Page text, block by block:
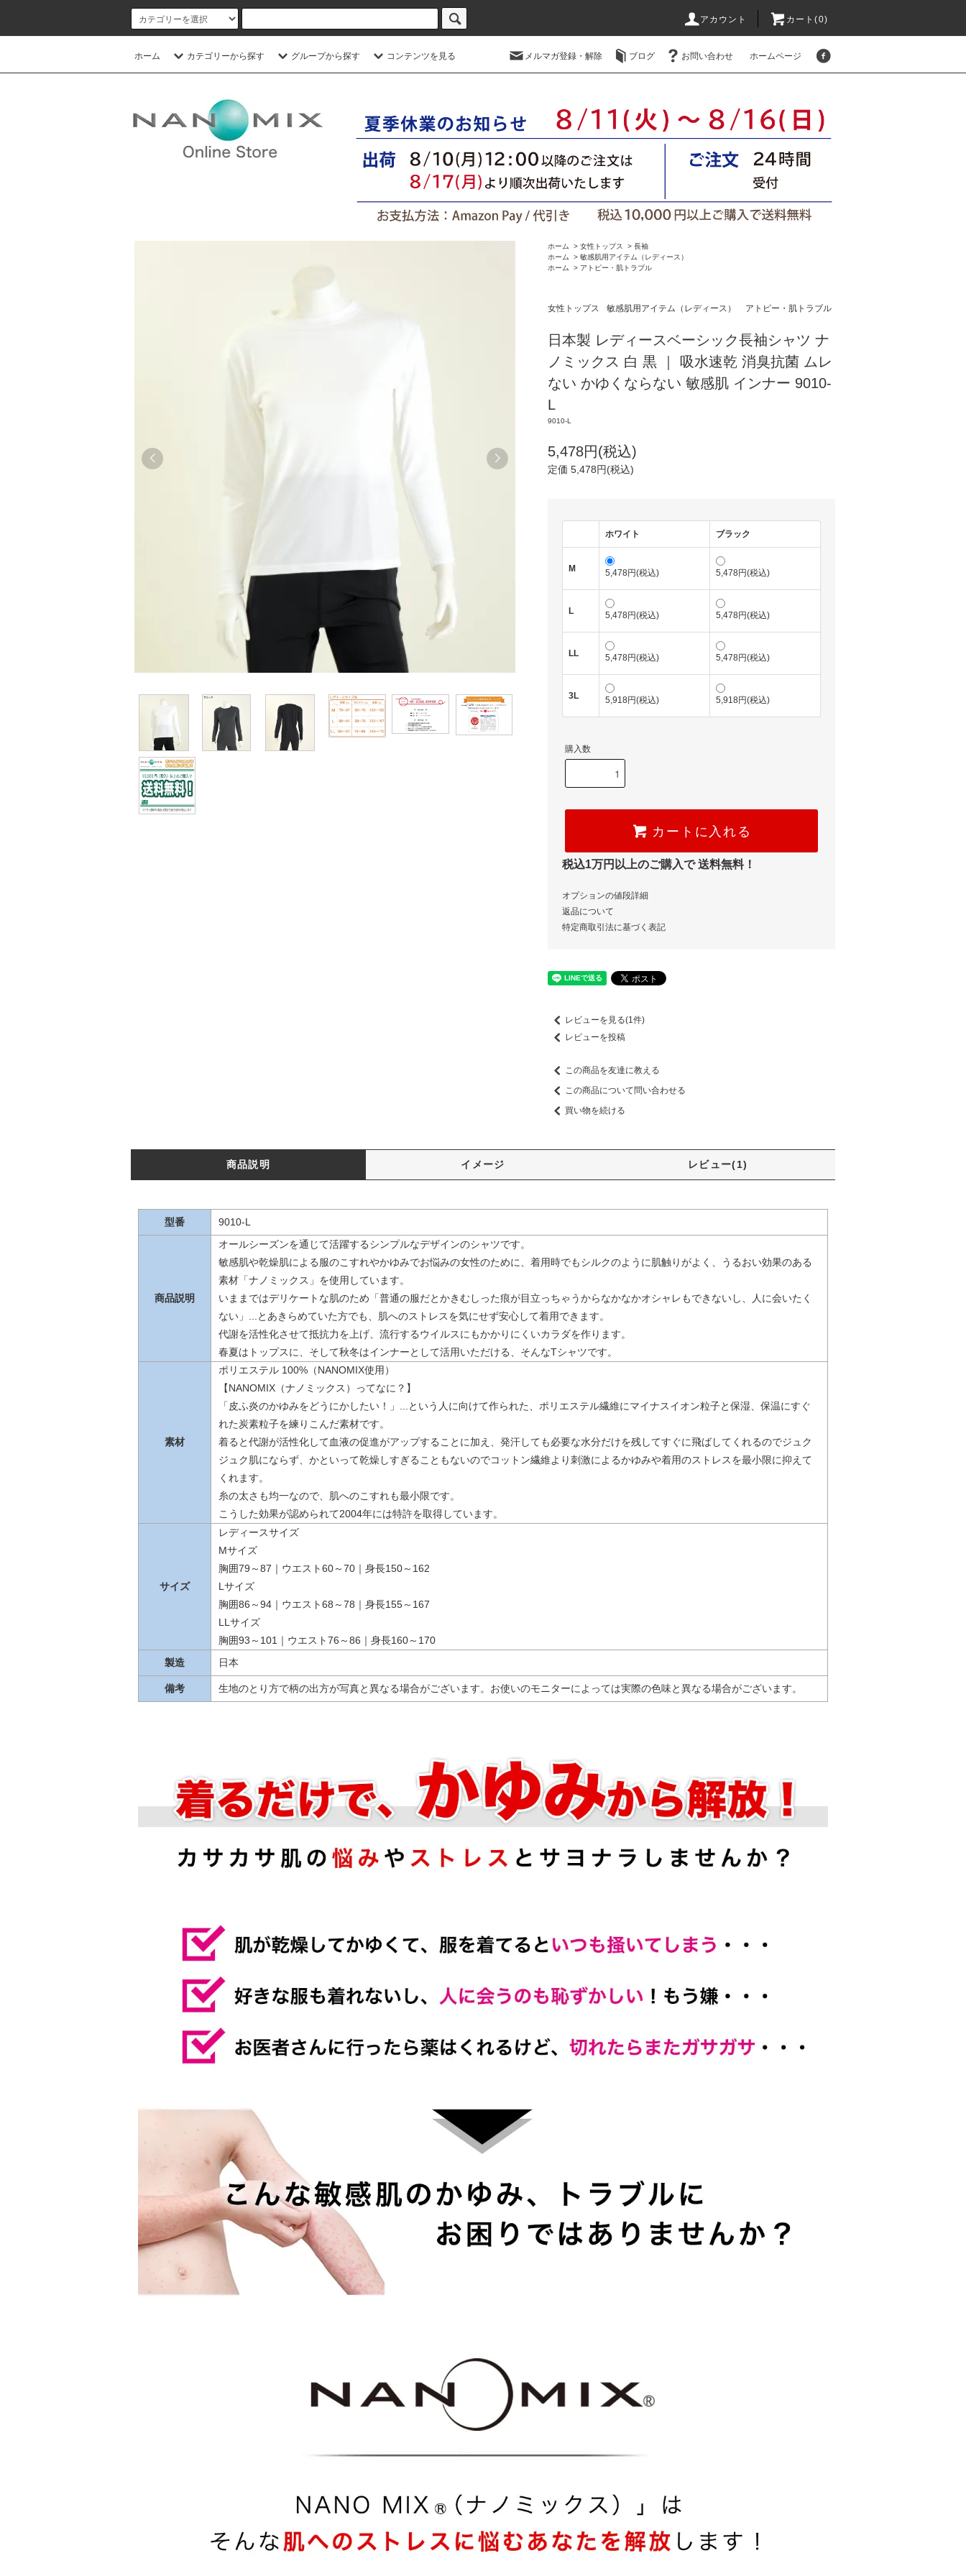
アカウント カート(0)
ホーム カテゴリーから探す グループから探す コンテンツを見る メルマガ登録・解除 ブログ お問い合わせ ホームページ
ホーム > 女性トップス > 長袖
ホーム
> 敏感肌用アイテム（レディース）
ホーム
> アトピー・肌トラブル
女性トップス 敏感肌用アイテム（レディース） アトピー・肌トラブル
日本製 レディースベーシック長袖シャツ ナ
ノミックス 白 黒 ｜ 吸水速乾 消臭抗菌 ムレ
ない かゆくならない 敏感肌 インナー 9010-
L
9010-L
5,478円(税込)
定価 5,478円(税込)
ホワイト ブラック
M 5,478円(税込) 5,478円(税込)
L 5,478円(税込) 5,478円(税込)
LL 5,478円(税込) 5,478円(税込)
3L 5,918円(税込) 5,918円(税込)
購入数
カートに入れる
税込1万円以上のご購入で 送料無料！
オプションの値段詳細
返品について
特定商取引法に基づく表記
レビューを見る(1件)
レビューを投稿
この商品を友達に教える
この商品について問い合わせる
買い物を続ける
商品説明 イメージ レビュー(1)
型番 9010-L
商品説明
オールシーズンを通じて活躍するシンプルなデザインのシャツです。
敏感肌や乾燥肌による服のこすれやかゆみでお悩みの女性のために、着用時でもシルクのように肌触りがよく、うるおい効果のある
素材「ナノミックス」を使用しています。
いままではデリケートな肌のため「普通の服だとかきむしった痕が目立っちゃうからなかなかオシャレもできないし、人に会いたく
ない」...とあきらめていた方でも、肌へのストレスを気にせず安心して着用できます。
代謝を活性化させて抵抗力を上げ、流行するウイルスにもかかりにくいカラダを作ります。
春夏はトップスに、そして秋冬はインナーとして活用いただける、そんなTシャツです。
素材
ポリエステル 100%（NANOMIX使用）
【NANOMIX（ナノミックス）ってなに？】
「皮ふ炎のかゆみをどうにかしたい！」...という人に向けて作られた、ポリエステル繊維にマイナスイオン粒子と保湿、保温にすぐ
れた炭素粒子を練りこんだ素材です。
着ると代謝が活性化して血液の促進がアップすることに加え、発汗しても必要な水分だけを残してすぐに飛ばしてくれるのでジュク
ジュク肌にならず、かといって乾燥しすぎることもないのでコットン繊維より刺激によるかゆみや着用のストレスを最小限に抑えて
くれます。
糸の太さも均一なので、肌へのこすれも最小限です。
こうした効果が認められて2004年には特許を取得しています。
サイズ
レディースサイズ
Mサイズ
胸囲79～87｜ウエスト60～70｜身長150～162
Lサイズ
胸囲86～94｜ウエスト68～78｜身長155～167
LLサイズ
胸囲93～101｜ウエスト76～86｜身長160～170
製造
日本
備考 生地のとり方で柄の出方が写真と異なる場合がございます。お使いのモニターによっては実際の色味と異なる場合がございます。